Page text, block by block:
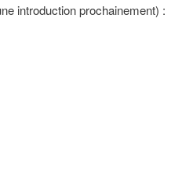
introduction prochainement) :